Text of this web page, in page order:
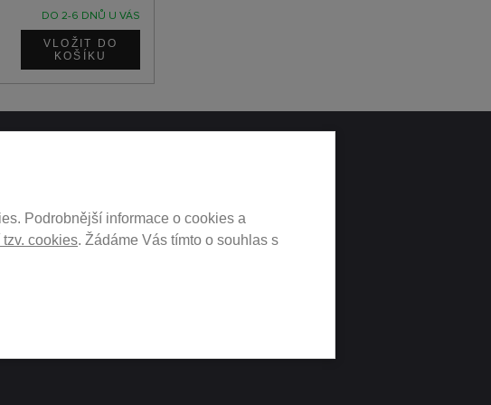
DO 2-6 DNŮ U VÁS
Podrobnější informace o cookies a
cookies. Žádáme Vás tímto o souhlas s